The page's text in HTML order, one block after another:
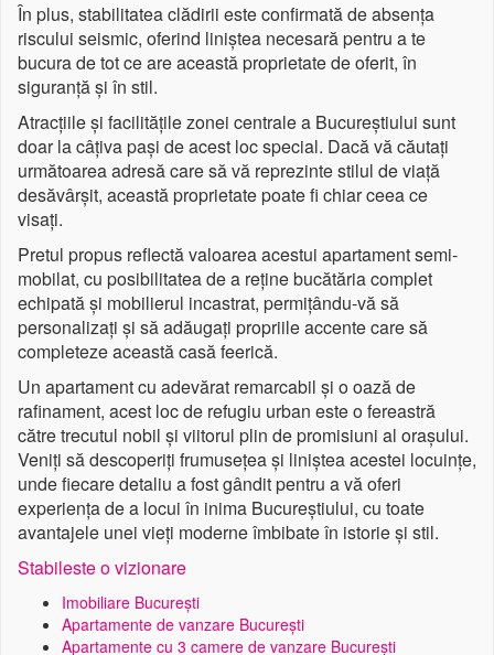
În plus, stabilitatea clădirii este confirmată de absența
riscului seismic, oferind liniștea necesară pentru a te
bucura de tot ce are această proprietate de oferit, în
siguranță și în stil.
Atracțiile și facilitățile zonei centrale a Bucureștiului sunt
doar la câțiva pași de acest loc special. Dacă vă căutați
următoarea adresă care să vă reprezinte stilul de viață
desăvârșit, această proprietate poate fi chiar ceea ce
visați.
Pretul propus reflectă valoarea acestui apartament semi-
mobilat, cu posibilitatea de a reține bucătăria complet
echipată și mobilierul incastrat, permițându-vă să
personalizați și să adăugați propriile accente care să
completeze această casă feerică.
Un apartament cu adevărat remarcabil și o oază de
rafinament, acest loc de refugiu urban este o fereastră
către trecutul nobil și viitorul plin de promisiuni al orașului.
Veniți să descoperiți frumusețea și liniștea acestei locuințe,
unde fiecare detaliu a fost gândit pentru a vă oferi
experiența de a locui în inima Bucureștiului, cu toate
avantajele unei vieți moderne îmbibate în istorie și stil.
Stabileste o vizionare
Imobiliare București
Apartamente de vanzare București
Apartamente cu 3 camere de vanzare București